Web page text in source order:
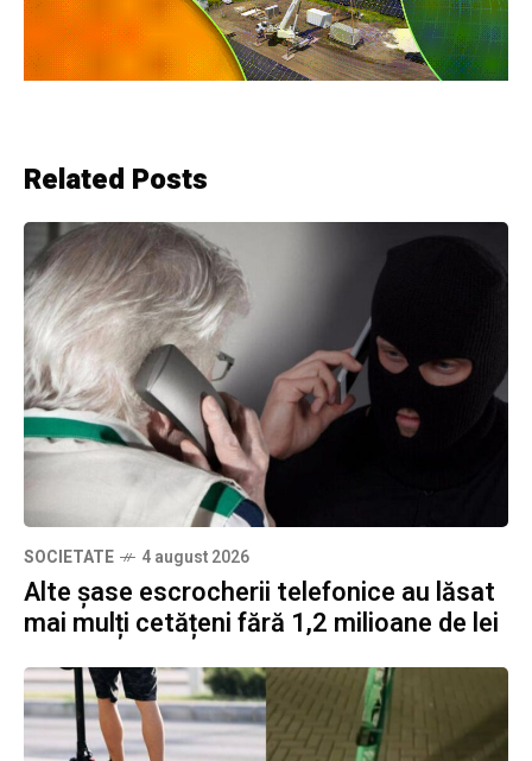
Related Posts
SOCIETATE 4 august 2026
Alte șase escrocherii telefonice au lăsat
mai mulți cetățeni fără 1,2 milioane de lei